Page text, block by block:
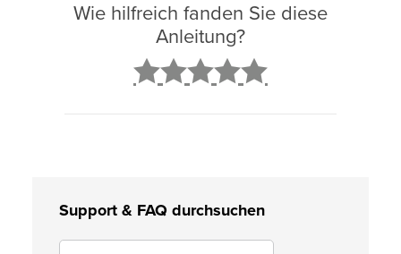
Wie hilfreich fanden Sie diese
Anleitung?
Support & FAQ durchsuchen